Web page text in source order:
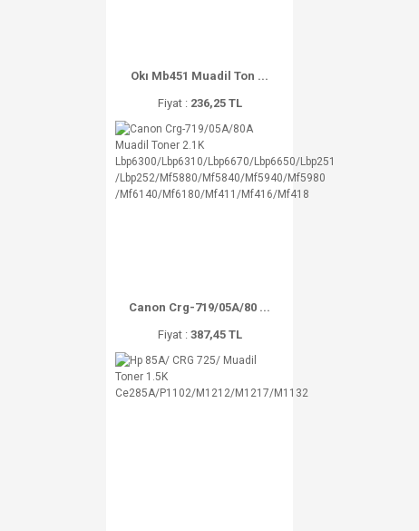
Okı Mb451 Muadil Ton ...
Fiyat : 236,25 TL
Canon Crg-719/05A/80 ...
Fiyat : 387,45 TL